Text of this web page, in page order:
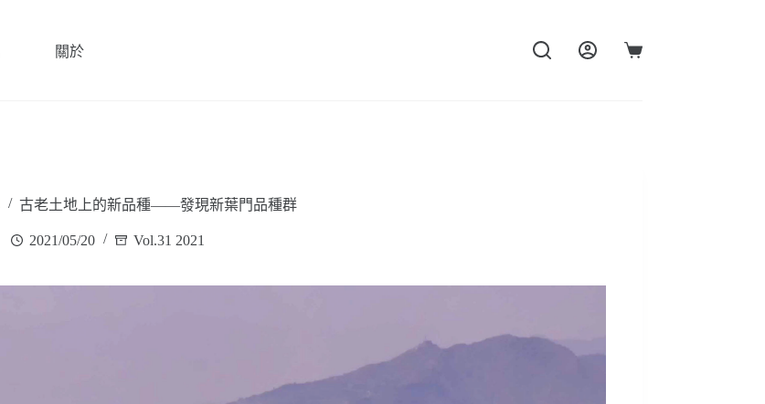
關於
購
/ 古老土地上的新品種——發現新葉門品種群
2021/05/20 Vol.31 2021